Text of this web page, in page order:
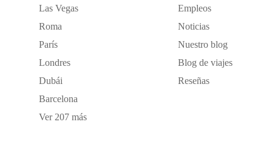
Las Vegas
Roma
París
Londres
Dubái
Barcelona
Ver 207 más
Empleos
Noticias
Nuestro blog
Blog de viajes
Reseñas